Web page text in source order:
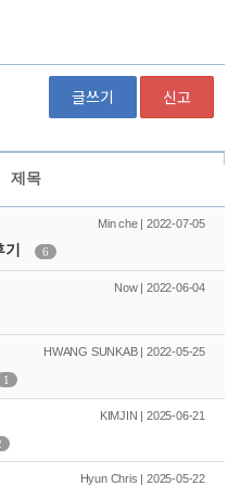
글쓰기 신고